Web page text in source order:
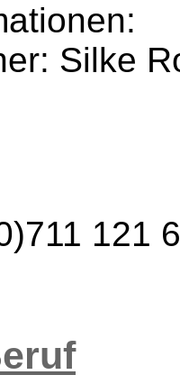
Silke
121